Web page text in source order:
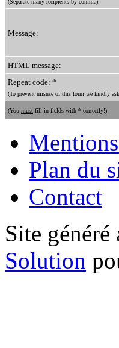
(Separate many recipients by comma)
Message:
HTML message:
Repeat code: *
(To prevent misuse of this form we kindly
(You must fill in fields with * correctly!)
Plan du
Contact
Site
Solution